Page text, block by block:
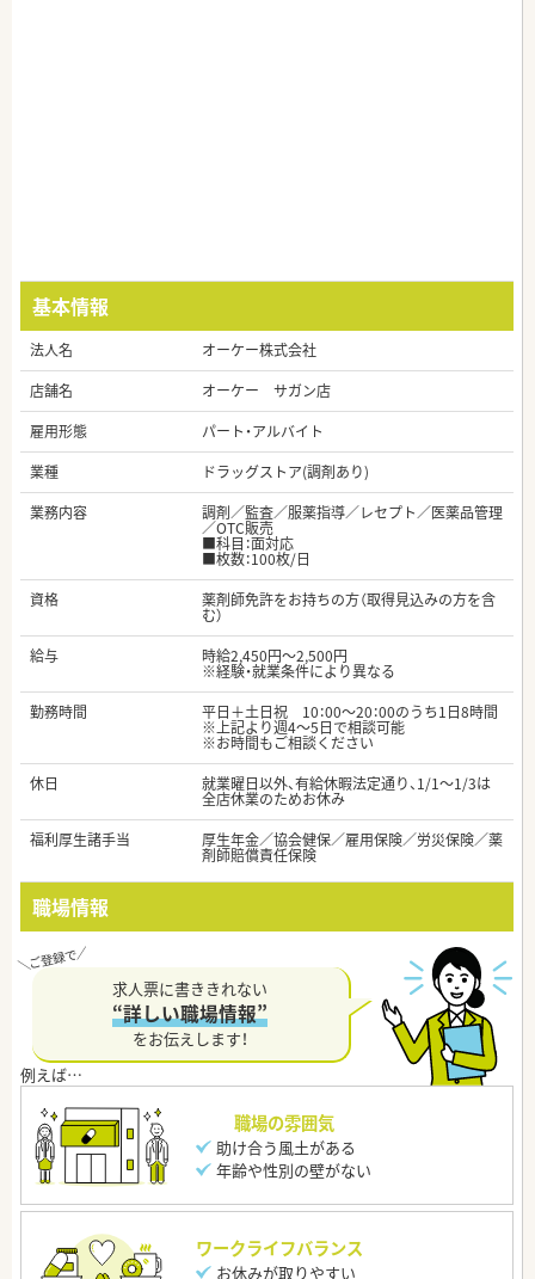
基本情報
法人名
オーケー株式会社
店舗名
オーケー サガン店
雇用形態
パート・アルバイト
業種
ドラッグストア(調剤あり)
業務内容
調剤／監査／服薬指導／レセプト／医薬品管理
／OTC販売
■科目：面対応
■枚数：100枚/日
資格
薬剤師免許をお持ちの方（取得見込みの方を含
む）
給与
時給2,450円～2,500円
※経験・就業条件により異なる
勤務時間
平日＋土日祝 10：00～20：00のうち1日8時間
※上記より週4～5日で相談可能
※お時間もご相談ください
休日
就業曜日以外、有給休暇法定通り、1/1～1/3は
全店休業のためお休み
福利厚生諸手当
厚生年金／協会健保／雇用保険／労災保険／薬
剤師賠償責任保険
職場情報
求人票に書ききれない
“詳しい職場情報”
をお伝えします！
職場の雰囲気
助け合う風土がある
年齢や性別の壁がない
ワークライフバランス
お休みが取りやすい